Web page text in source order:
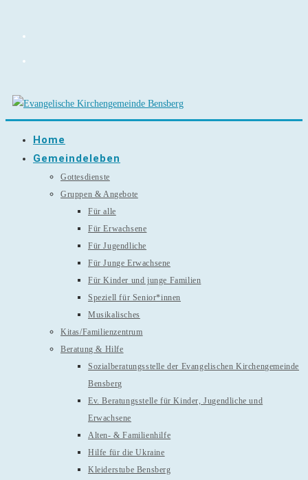
Home
Gemeindeleben
Gottesdienste
Gruppen & Angebote
Für alle
Für Erwachsene
Für Jugendliche
Für Junge Erwachsene
Für Kinder und junge Familien
Speziell für Senior*innen
Musikalisches
Kitas/Familienzentrum
Beratung & Hilfe
Sozialberatungsstelle der Evangelischen Kirchengemeinde
Bensberg
Ev. Beratungsstelle für Kinder, Jugendliche und
Erwachsene
Alten- & Familienhilfe
Hilfe für die Ukraine
Kleiderstube Bensberg